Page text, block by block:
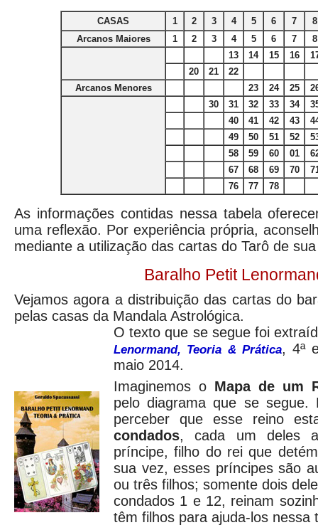
CASAS 1 2 3 4 5 6 7
8
Arcanos Maiores
1 2 3 4 5 6 7
8
13
14 15 16
20
21
22
Arcanos Menores
23 24 25
30
31 32 33 34
40
41 42 43
49
50 51 52
58
59 60 01
67
68 69 70
76
77 78
As informações contidas nessa tabela
uma reflexão. Por experiência própria,
mediante a utilização das cartas do Tarô de
Baralho Petit
Vejamos agora a distribuição das cartas do
pelas casas da Mandala Astrológica.
O texto que se segue foi
Lenormand, Teoria & Prática, 4ª
maio 2014.
Imaginemos o Mapa de um
pelo diagrama que se segue.
perceber que esse reino
condados, cada um deles
príncipe, filho do rei que
sua vez, esses príncipes são
ou três filhos; somente dois
condados 1 e 12, reinam
têm filhos para ajuda-los nessa